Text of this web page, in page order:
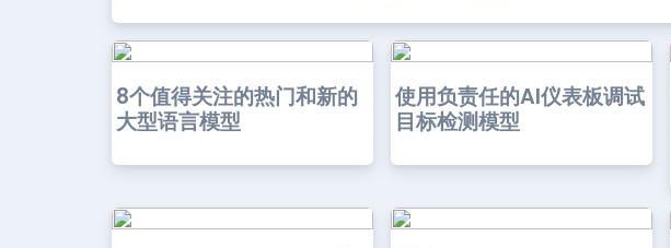
8个值得关注的热门和新的
大型语言模型
使用负责任的AI仪表板调试
目标检测模型